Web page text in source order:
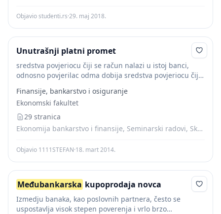
Objavio studenti.rs·29. maj 2018.
Unutrašnji platni promet
sredstva povjeriocu čiji se račun nalazi u istoj banci,
odnosno povjerilac odma dobija sredstva povjeriocu čiji
dobija sredstva na svom računu....
Finansije, bankarstvo i osiguranje
Ekonomski fakultet
29 stranica
Ekonomija bankarstvo i finansije, Seminarski radovi, Skripte
Objavio 1111STEFAN·18. mart 2014.
Međubankarska kupoprodaja novca
Izmedju banaka, kao poslovnih partnera, često se
uspostavlja visok stepen poverenja i vrlo brzo